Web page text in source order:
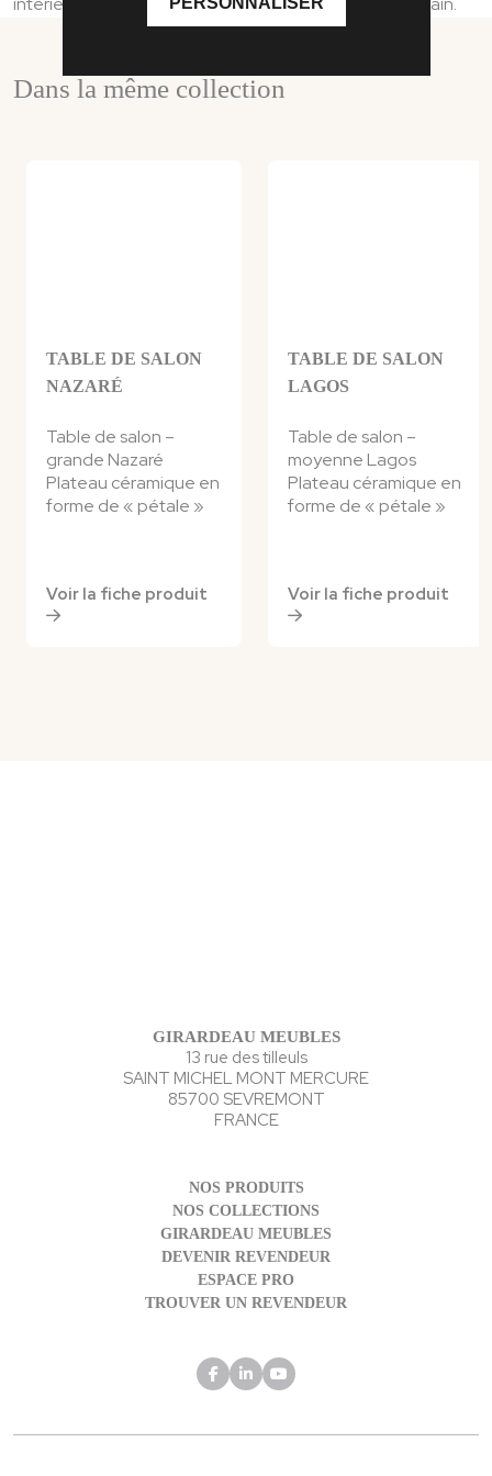
Dans la même collection
TABLE DE SALON
NAZARÉ
Table de salon –
grande Nazaré
Plateau céramique en
forme de « pétale »
Voir la fiche produit
TABLE DE SALON
LAGOS
Table de salon –
moyenne Lagos
Plateau céramique en
forme de « pétale »
Voir la fiche produit
GIRARDEAU MEUBLES
13 rue des tilleuls
SAINT MICHEL MONT MERCURE
85700 SEVREMONT
FRANCE
NOS PRODUITS
NOS COLLECTIONS
GIRARDEAU MEUBLES
DEVENIR REVENDEUR
ESPACE PRO
TROUVER UN REVENDEUR